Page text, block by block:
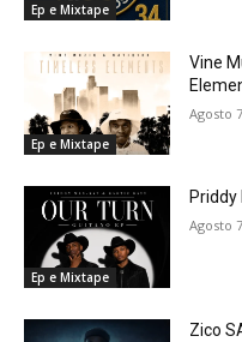
Ep e Mixtape
Ep e Mixtape
Vine
Agosto
Ep e Mixtape
Priddy
Agosto
Zico